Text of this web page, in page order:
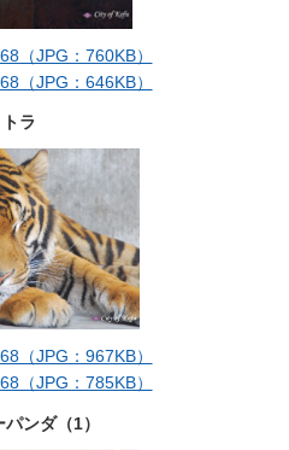
（JPG：760KB）
（JPG：646KB）
トラ
（JPG：967KB）
（JPG：785KB）
ンダ（1）